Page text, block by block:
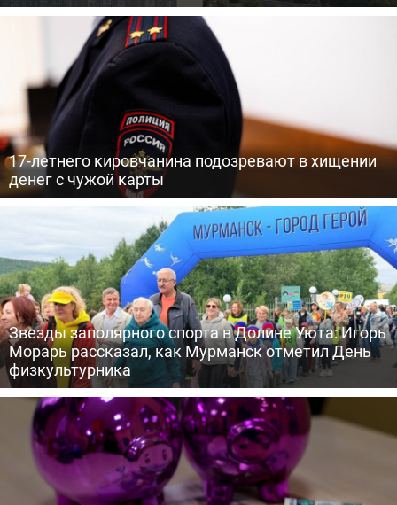
17-летнего кировчанина подозревают в хищении
денег с чужой карты
Звезды заполярного спорта в Долине Уюта: Игорь
Морарь рассказал, как Мурманск отметил День
физкультурника